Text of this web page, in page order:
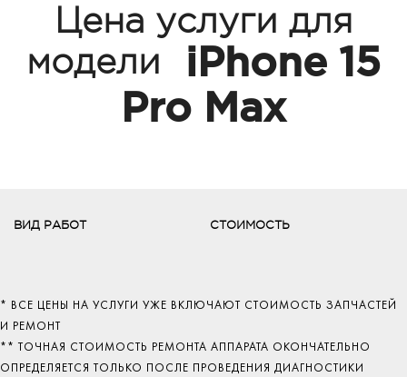
Цена услуги для
модели
iPhone 15
Pro Max
ВИД РАБОТ СТОИМОСТЬ
* ВСЕ ЦЕНЫ НА УСЛУГИ УЖЕ ВКЛЮЧАЮТ СТОИМОСТЬ ЗАПЧАСТЕЙ
И РЕМОНТ
** ТОЧНАЯ СТОИМОСТЬ РЕМОНТА АППАРАТА ОКОНЧАТЕЛЬНО
ОПРЕДЕЛЯЕТСЯ ТОЛЬКО ПОСЛЕ ПРОВЕДЕНИЯ ДИАГНОСТИКИ